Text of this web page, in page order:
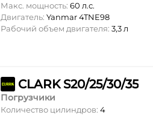
Макс. мощность: 60 л.с.
Двигатель: Yanmar 4TNE98
Рабочий объем двигателя: 3,3 л
CLARK S20/25/30/35
Погрузчики
Количество цилиндров: 4